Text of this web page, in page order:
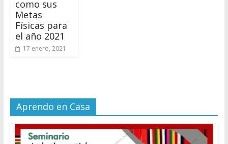
como sus
Metas
Físicas para
el año 2021
17 enero, 2021
Aprendo en Casa